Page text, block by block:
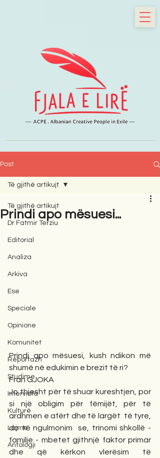
Post
Të gjithë artikujt
Dr Fatmir Terziu
Editorial
Analiza
Arkiva
Ese
Speciale
Opinione
Komunitet
Reportazh
Studime
Intervista
Kulturë
Lajme
Antologji
Të gjithë artikujt
Prindi apo mësuesi...
Prindi apo mësuesi, kush ndikon më
shumë në edukimin e brezit të ri?
Fran GJOKA
Jo thjesht për të shuar kureshtjen, por
si një obligim për fëmijët, për të
ardhmen e afërt dhe të largët  të tyre,
do të ngulmonim  se, trinomi shkollë -
familje - mbetet gjithnjë faktor primar
dhe që kërkon vlerësim të